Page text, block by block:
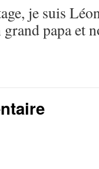
je suis
papa et